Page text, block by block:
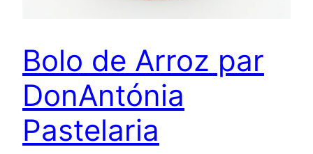
Bolo de Arroz par
DonAntónia
Pastelaria